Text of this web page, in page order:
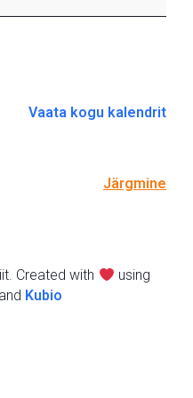
Vaata kogu kalendrit
Järgmine
Created with
using
Kubio